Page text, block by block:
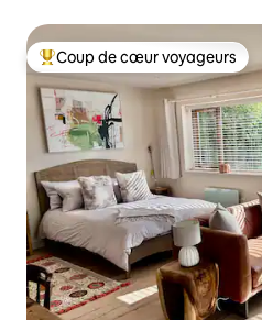
Coup de cœur voyageurs
Coup de cœur voyageurs